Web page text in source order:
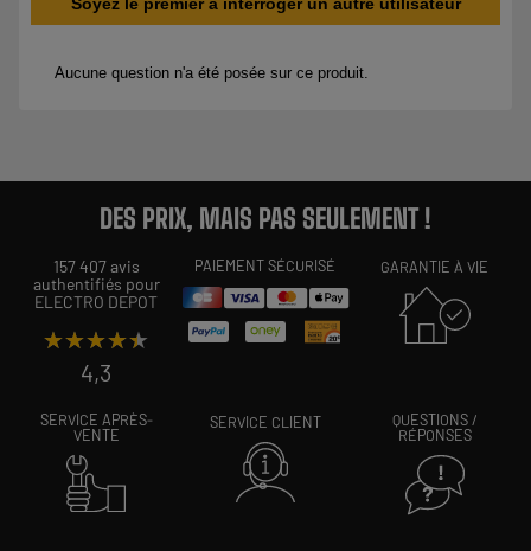
DES PRIX, MAIS PAS SEULEMENT !
157 407 avis
authentifiés pour
ELECTRO DEPOT
★★★★★
★★★★★
4,3
PAIEMENT SÉCURISÉ GARANTIE À VIE
SERVICE APRÈS-
VENTE
SERVICE CLIENT
QUESTIONS /
RÉPONSES